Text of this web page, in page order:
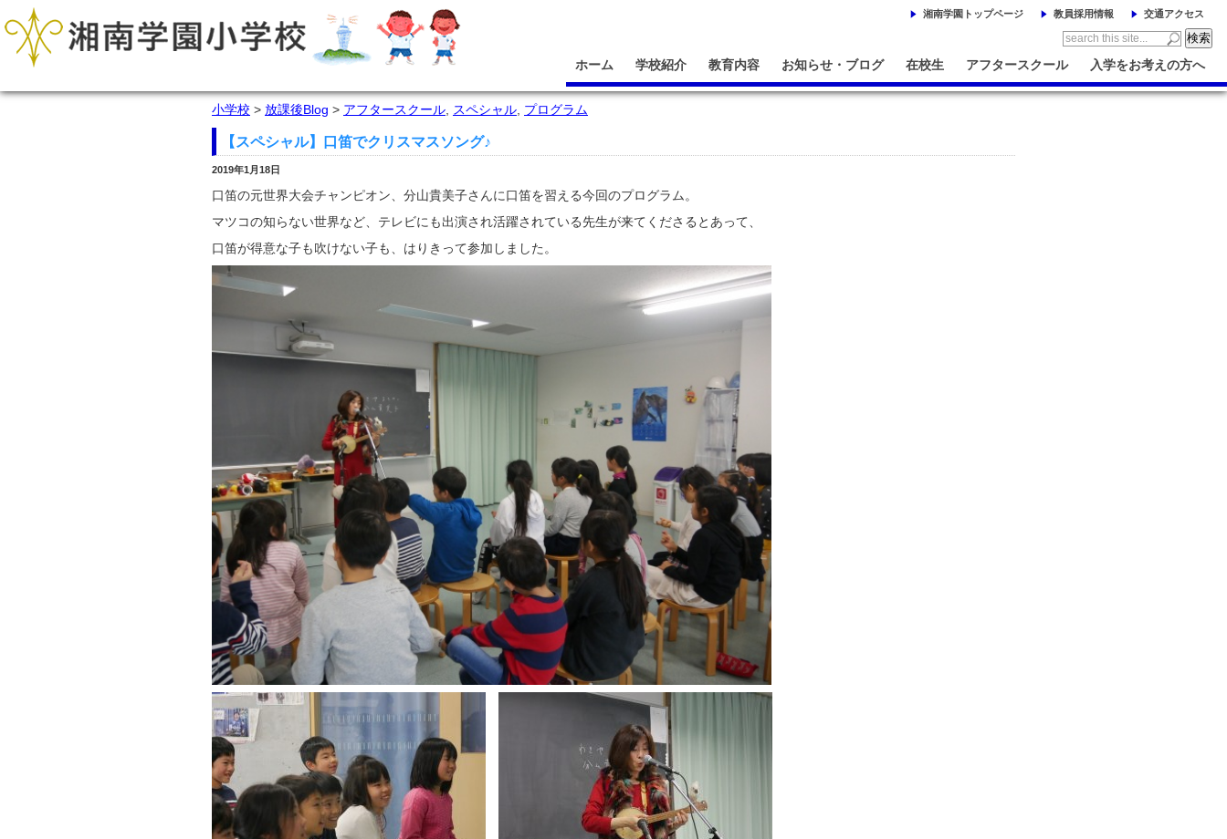
湘南学園トップページ 教員採用情報 交通アクセス
ホーム 学校紹介 教育内容 お知らせ・ブログ 在校生 アフタースクール 入学をお考えの方へ
小学校 > 放課後Blog > アフタースクール スペシャル プログラム
【スペシャル】口笛でクリスマスソング♪
2019年1月18日
口笛の元世界大会チャンピオン、分山貴美子さんに口笛を習える今回のプログラム。
マツコの知らない世界など、テレビにも出演され活躍されている先生が来てくださるとあって、
口笛が得意な子も吹けない子も、はりきって参加しました。